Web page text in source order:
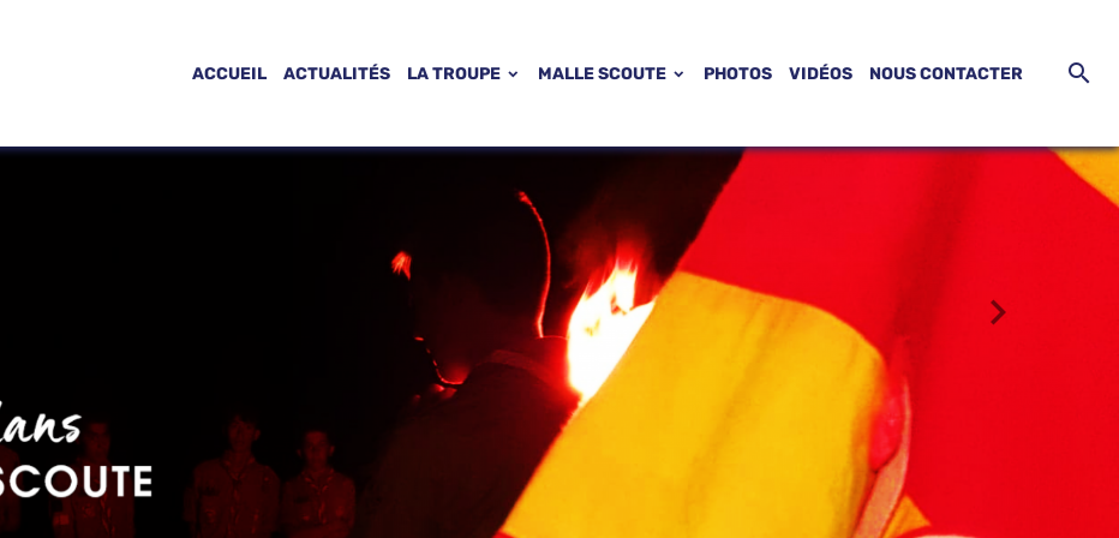
ACCUEIL ACTUALITÉS LA TROUPE MALLE SCOUTE PHOTOS VIDÉOS NOUS CONTACTER